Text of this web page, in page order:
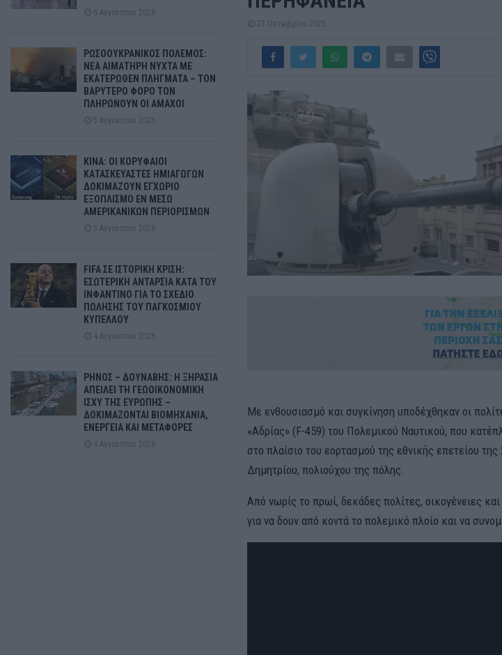
27 Οκτωβρίου 2025
Με ενθουσιασμό και συγκίνηση υποδέχθηκαν οι
«Αδρίας» (F-459) του Πολεμικού Ναυτικού, που
στο πλαίσιο του εορτασμού της εθνικής επετείου
Δημητρίου, πολιούχου της πόλης.
Από νωρίς το πρωί, δεκάδες πολίτες, οικογένειες
για να δουν από κοντά το πολεμικό πλοίο και να
6 Αυγούστου 2026
ΡΩΣΟΟΥΚΡΑΝΙΚΟΣ ΠΟΛΕΜΟΣ:
ΝΕΑ ΑΙΜΑΤΗΡΗ ΝΥΧΤΑ ΜΕ
ΕΚΑΤΕΡΩΘΕΝ ΠΛΗΓΜΑΤΑ – ΤΟΝ
ΒΑΡΥΤΕΡΟ ΦΟΡΟ ΤΟΝ
ΠΛΗΡΩΝΟΥΝ ΟΙ ΑΜΑΧΟΙ
5 Αυγούστου 2026
ΚΙΝΑ: ΟΙ ΚΟΡΥΦΑΙΟΙ
ΚΑΤΑΣΚΕΥΑΣΤΕΣ ΗΜΙΑΓΩΓΩΝ
ΔΟΚΙΜΑΖΟΥΝ ΕΓΧΩΡΙΟ
ΕΞΟΠΛΙΣΜΟ ΕΝ ΜΕΣΩ
ΑΜΕΡΙΚΑΝΙΚΩΝ ΠΕΡΙΟΡΙΣΜΩΝ
5 Αυγούστου 2026
FIFA ΣΕ ΙΣΤΟΡΙΚΗ ΚΡΙΣΗ:
ΕΣΩΤΕΡΙΚΗ ΑΝΤΑΡΣΙΑ ΚΑΤΑ ΤΟΥ
ΙΝΦΑΝΤΙΝΟ ΓΙΑ ΤΟ ΣΧΕΔΙΟ
ΠΩΛΗΣΗΣ ΤΟΥ ΠΑΓΚΟΣΜΙΟΥ
ΚΥΠΕΛΛΟΥ
4 Αυγούστου 2026
ΡΗΝΟΣ – ΔΟΥΝΑΒΗΣ: Η ΞΗΡΑΣΙΑ
ΑΠΕΙΛΕΙ ΤΗ ΓΕΩΟΙΚΟΝΟΜΙΚΗ
ΙΣΧΥ ΤΗΣ ΕΥΡΩΠΗΣ –
ΔΟΚΙΜΑΖΟΝΤΑΙ ΒΙΟΜΗΧΑΝΙΑ,
ΕΝΕΡΓΕΙΑ ΚΑΙ ΜΕΤΑΦΟΡΕΣ
4 Αυγούστου 2026